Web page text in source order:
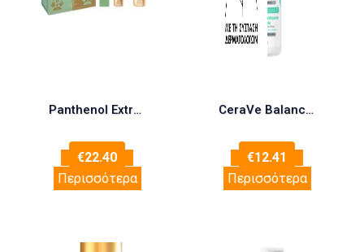
Panthenol Extra Promo Path of Harmony με Pure Nature 3in1 Cleanser Σαμπουάν – Αφρόλουτρο, 200ml & Pure Nature Body Milk Ενυδατικό Γαλάκτωμα Σώματος, 100ml & Pure Nature Eau De Toilette Γυναικείο Άρωμα, 50ml, 1σετ
€22.40
Περισσότερα
CeraVe Balancing Air Foam Cleanser Καθαριστικό Προσώπου, 148ml
€12.41
Περισσότερα